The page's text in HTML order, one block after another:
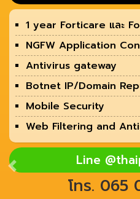
1 year Forticare และ
NGFW Application
Antivirus gateway
Botnet IP/Domain
Mobile Security
Web Filtering and
Line
โทร. 065
Previous